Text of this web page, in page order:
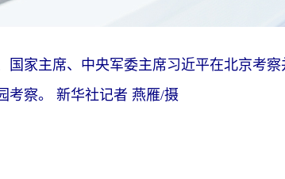
家主席、中央军委主席习近平在北京考察
考察。 新华社记者 燕雁/摄